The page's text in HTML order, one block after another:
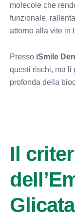
molecole che
funzionale,
attorno alla vite in
Presso iSmile
questi rischi, ma li
profonda della
Il